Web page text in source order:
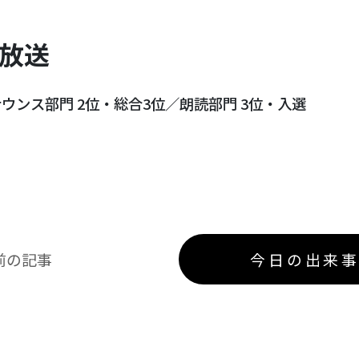
放送
ンス部門 2位・総合3位／朗読部門 3位・入選
記事 今日の出来